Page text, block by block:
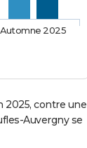
Automne 2025
2025, contre une
Auvergny se